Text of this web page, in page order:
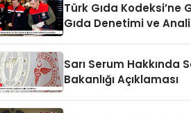
Türk Gıda Kodeksi’ne
Gıda Denetimi ve
Sarı Serum Hakkında
Bakanlığı Açıklaması